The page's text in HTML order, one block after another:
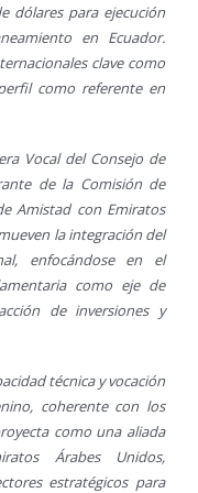
dólares para ejecución
en Ecuador.
clave como
como referente en
Vocal del Consejo de
de la Comisión de
Amistad con Emiratos
la integración del
enfocándose en el
como eje de
de inversiones y
técnica y vocación
coherente con los
como una aliada
Árabes Unidos,
estratégicos para